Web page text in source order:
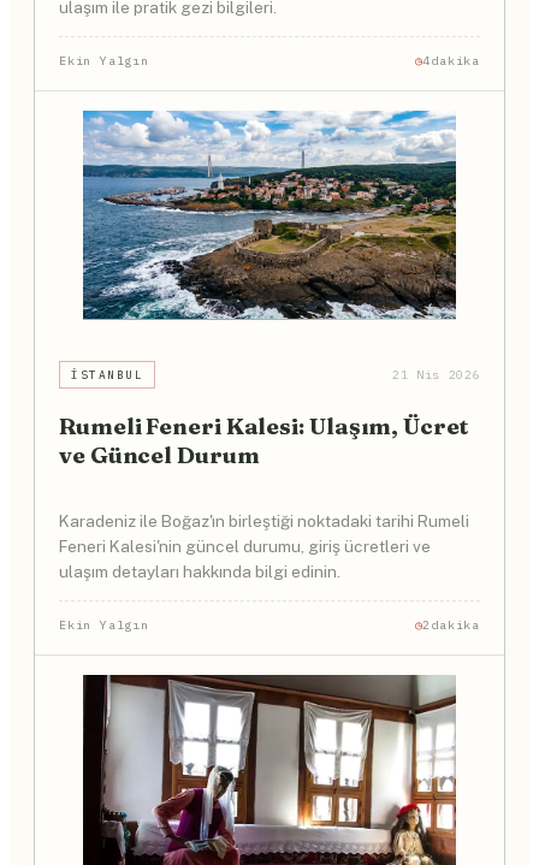
ulaşım ile pratik gezi bilgileri.
Ekin Yalgın 4dakika
İSTANBUL 21 Nis 2026
Rumeli Feneri Kalesi: Ulaşım, Ücret
ve Güncel Durum
Karadeniz ile Boğaz'ın birleştiği noktadaki tarihi Rumeli
Feneri Kalesi'nin güncel durumu, giriş ücretleri ve
ulaşım detayları hakkında bilgi edinin.
Ekin Yalgın 2dakika